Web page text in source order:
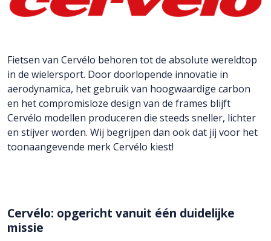
Fietsen van Cervélo behoren tot de absolute wereldtop
in de wielersport. Door doorlopende innovatie in
aerodynamica, het gebruik van hoogwaardige carbon
en het compromisloze design van de frames blijft
Cervélo modellen produceren die steeds sneller, lichter
en stijver worden. Wij begrijpen dan ook dat jij voor het
toonaangevende merk Cervélo kiest!
Cervélo: opgericht vanuit één duidelijke
missie